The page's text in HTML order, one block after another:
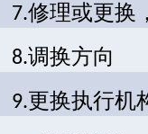
7.修理或更换
8.调换方向
9.更换执行机